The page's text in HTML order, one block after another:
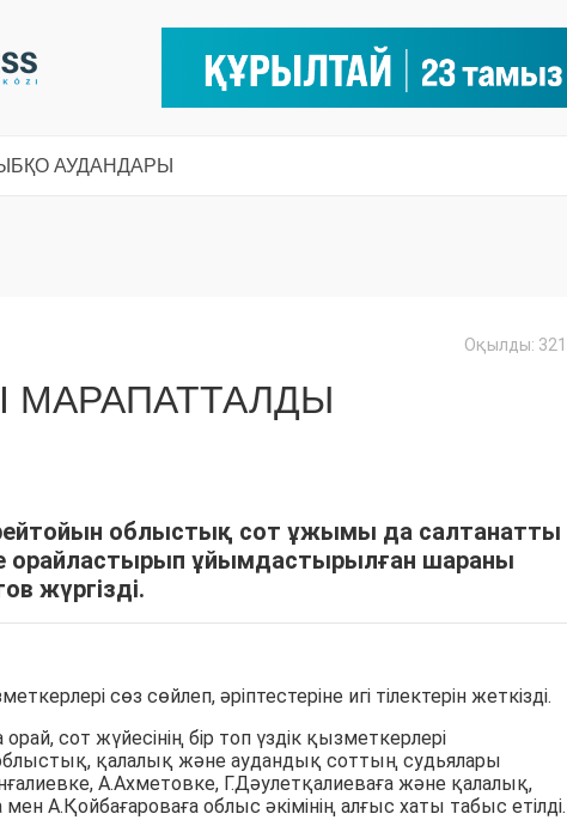
БҚО АУДАНДАРЫ
Оқылды: 321
МАРАПАТТАЛДЫ
облыстық сот ұжымы да салтанатты
орайластырып ұйымдастырылған шараны
жүргізді.
сөз сөйлеп, әріптестеріне игі тілектерін жеткізді.
сот жүйесінің бір топ үздік қызметкерлері
қалалық және аудандық соттың судьялары
А.Ахметовке, Г.Дәулетқалиеваға және қалалық,
А.Қойбағароваға облыс әкімінің алғыс хаты табыс етілді.